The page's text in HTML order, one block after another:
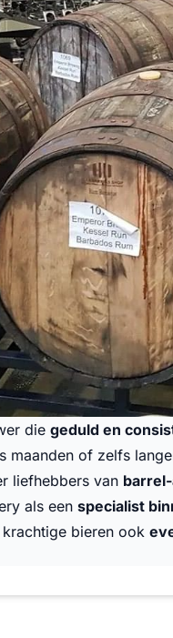
die geduld en
of zelfs
liefhebbers van
als een specialist
bieren ook